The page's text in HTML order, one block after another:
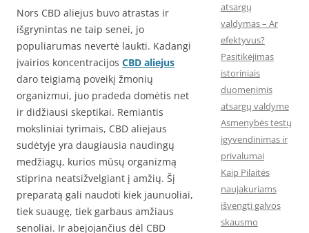
Nors CBD aliejus buvo atrastas ir
išgrynintas ne taip senei, jo
populiarumas nevertė laukti. Kadangi
įvairios koncentracijos CBD aliejus
daro teigiamą poveikį žmonių
organizmui, juo pradeda domėtis net
ir didžiausi skeptikai. Remiantis
moksliniai tyrimais, CBD aliejaus
sudėtyje yra daugiausia naudingų
medžiagų, kurios mūsų organizmą
stiprina neatsižvelgiant į amžių. Šį
preparatą gali naudoti kiek jaunuoliai,
tiek suaugę, tiek garbaus amžiaus
senoliai. Ir abejojančius dėl CBD
atsargų
valdymas – Ar
efektyvus?
Pasitikėjimas
istoriniais
duomenimis
atsargų valdyme
Asmenybės testų
įgyvendinimas ir
privalumai
Kaip Pilaitės
naujakuriams
išvengti galvos
skausmo